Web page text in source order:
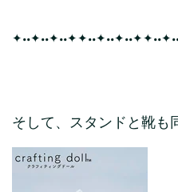
そして、スタンドと靴も